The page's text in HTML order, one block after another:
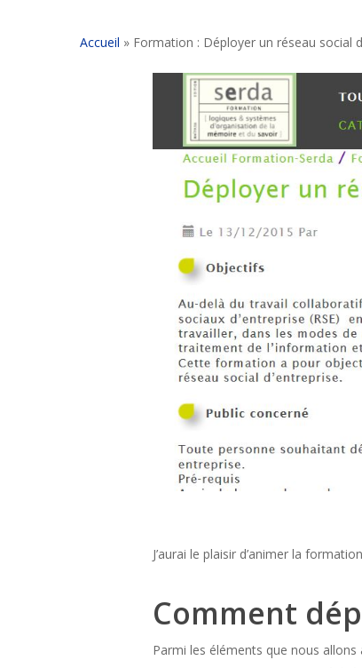
Accueil » Formation : Déployer un réseau social
J’aurai le plaisir d’animer la
Comment
Parmi les éléments que nous allons